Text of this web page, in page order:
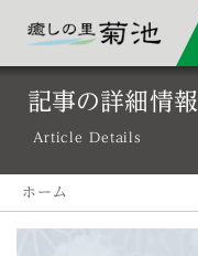
記事の詳細情報
Article Details
ホーム